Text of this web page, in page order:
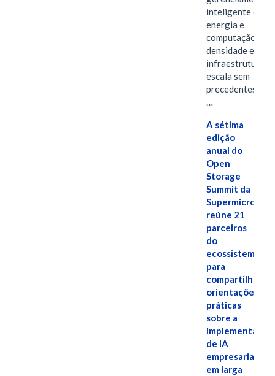
inteligente de
energia e
computação de
densidade em
infraestrutura
escala sem
…
A sétima
edição
anual do
Open
Storage
Summit da
Supermicro
reúne 21
parceiros
do
ecossistema
para
compartilhar
orientações
práticas
sobre a
implementação
de IA
empresarial
em larga